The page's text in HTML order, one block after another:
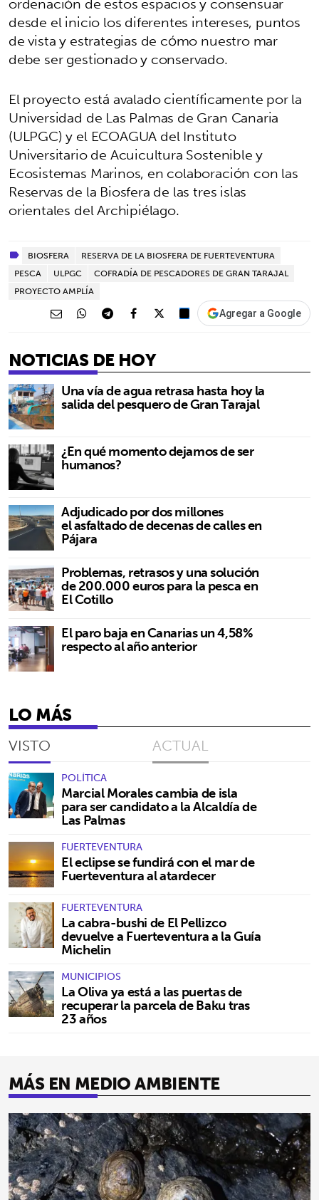
desde el inicio los diferentes intereses, puntos
de vista y estrategias de cómo nuestro mar
debe ser gestionado y conservado.
El proyecto está avalado científicamente por la
Universidad de Las Palmas de Gran Canaria
(ULPGC) y el ECOAGUA del Instituto
Universitario de Acuicultura Sostenible y
Ecosistemas Marinos, en colaboración con las
Reservas de la Biosfera de las tres islas
orientales del Archipiélago.
BIOSFERA
RESERVA DE LA BIOSFERA DE FUERTEVENTURA
PESCA
ULPGC
COFRADÍA DE PESCADORES DE GRAN TARAJAL
PROYECTO AMPLÍA
Agregar a Google
NOTICIAS DE HOY
Una vía de agua retrasa hasta hoy la
salida del pesquero de Gran Tarajal
¿En qué momento dejamos de ser
humanos?
Adjudicado por dos millones
el asfaltado de decenas de calles en
Pájara
Problemas, retrasos y una solución
de 200.000 euros para la pesca en
El Cotillo
El paro baja en Canarias un 4,58%
respecto al año anterior
LO MÁS
VISTO ACTUAL
POLÍTICA
Marcial Morales cambia de isla
para ser candidato a la Alcaldía de
Las Palmas
FUERTEVENTURA
El eclipse se fundirá con el mar de
Fuerteventura al atardecer
FUERTEVENTURA
La cabra-bushi de El Pellizco
devuelve a Fuerteventura a la Guía
Michelin
MUNICIPIOS
La Oliva ya está a las puertas de
recuperar la parcela de Baku tras
23 años
MÁS EN MEDIO AMBIENTE